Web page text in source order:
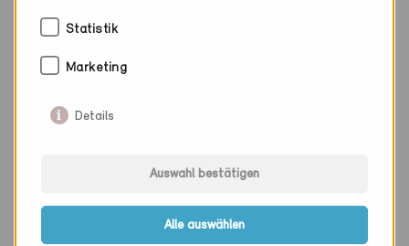
Matzingerstrasse 2
Vetter AG
Statistik
Marketing
Details
Auswahl bestätigen
Alle auswählen